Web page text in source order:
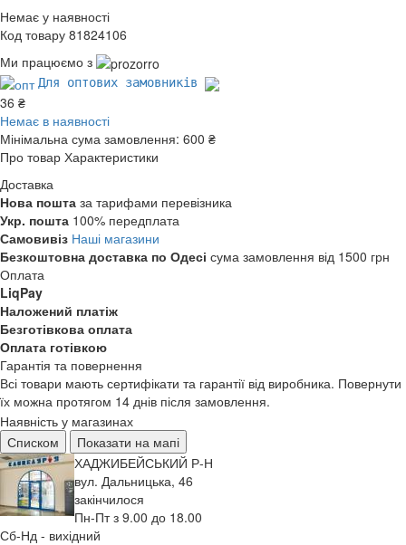
Немає у наявності
Код товару 81824106
Ми працюємо з
Для оптових замовників
36 ₴
Немає в наявності
Мінімальна сума замовлення: 600 ₴
Про товар Характеристики
Доставка
Нова пошта за тарифами перевізника
Укр. пошта 100% передплата
Самовивіз Наші магазини
Безкоштовна доставка по Одесі сума замовлення від 1500 грн
Оплата
LiqPay
Наложений платіж
Безготівкова оплата
Оплата готівкою
Гарантія та повернення
Всі товари мають сертифікати та гарантії від виробника. Повернути
їх можна протягом 14 днів після замовлення.
Наявність у магазинах
Списком
Показати на мапі
ХАДЖИБЕЙСЬКИЙ Р-Н
вул. Дальницька, 46
закінчилося
Пн-Пт з 9.00 до 18.00
Сб-Нд - вихідний